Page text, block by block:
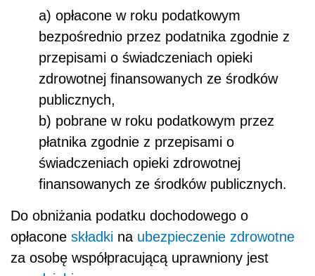
a) opłacone w roku podatkowym
bezpośrednio przez podatnika zgodnie z
przepisami o świadczeniach opieki
zdrowotnej finansowanych ze środków
publicznych,
b) pobrane w roku podatkowym przez
płatnika zgodnie z przepisami o
świadczeniach opieki zdrowotnej
finansowanych ze środków publicznych.
Do obniżania podatku dochodowego o
opłacone składki na ubezpieczenie zdrowotne
za osobę współpracującą uprawniony jest